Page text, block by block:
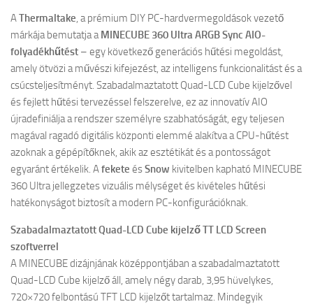
AThermaltake, a prémium DIY PC-hardvermegoldások vezető
márkája bemutatja aMINECUBE 360 Ultra ARGB Sync AIO-
folyadékhűtést – egy következő generációs hűtési megoldást,
amely ötvözi a művészi kifejezést, az intelligens funkcionalitást és a
csúcsteljesítményt. Szabadalmaztatott Quad-LCD Cube kijelzővel
és fejlett hűtési tervezéssel felszerelve, ez az innovatív AIO
újradefiniálja a rendszer személyre szabhatóságát, egy teljesen
magával ragadó digitális központi elemmé alakítva a CPU-hűtést
azoknak a gépépítőknek, akik az esztétikát és a pontosságot
egyaránt értékelik. Afekete ésSnow kivitelben kapható MINECUBE
360 Ultra jellegzetes vizuális mélységet és kivételes hűtési
hatékonyságot biztosít a modern PC-konfigurációknak.
Szabadalmaztatott Quad-LCD Cube kijelző TT LCD Screen
szoftverrel
A MINECUBE dizájnjának középpontjában a szabadalmaztatott
Quad-LCD Cube kijelző áll, amely négy darab, 3,95 hüvelykes,
720×720 felbontású TFT LCD kijelzőt tartalmaz. Mindegyik